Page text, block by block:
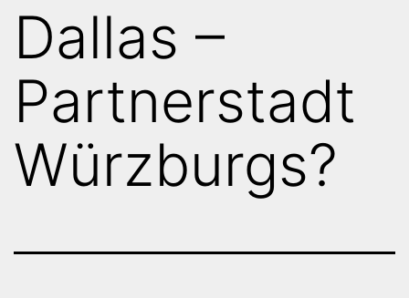
Dallas –
Partnerstadt
Würzburgs?